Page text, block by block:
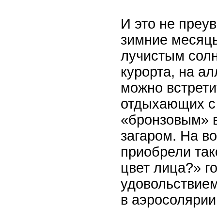
И это не
зимние
лучистым
курорта, на
можно
отдыхающих
«бронзовым»
загаром. На
приобрели
цвет лица?»
в